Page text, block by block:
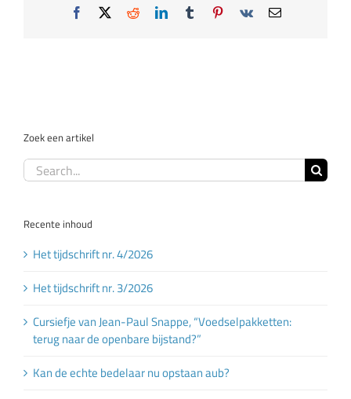
Facebook
X RedditLinkedInTumblrPinterest
Vk Email
Zoek een artikel
Search
for:
Recente inhoud
Het tijdschrift nr. 4/2026
Het tijdschrift nr. 3/2026
Cursiefje van Jean-Paul Snappe, “Voedselpakketten:
terug naar de openbare bijstand?”
Kan de echte bedelaar nu opstaan aub?